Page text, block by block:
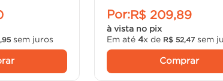
95sem juros
Por:R$ 209,89
à vista no pix
Em até4x de R$ 52 ,47 sem
Comprar